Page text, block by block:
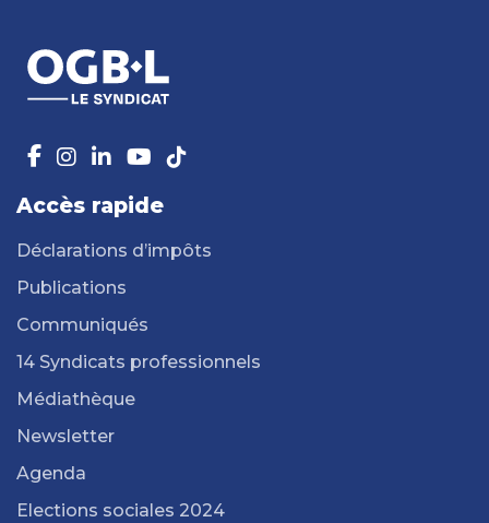
Accès rapide
Déclarations d’impôts
Publications
Communiqués
14 Syndicats professionnels
Médiathèque
Newsletter
Agenda
Elections sociales 2024